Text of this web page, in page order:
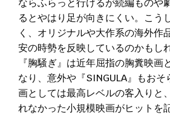
ならふらっと行けるが続編ものや
るとやはり足が向きにくい。こう
く、オリジナルや大作系の海外作
安の時勢を反映しているのかもし
『胸騒ぎ』は近年屈指の胸糞映画
なり、意外や『SINGULA』もお
画としては最高レベルの客入りと
れなかった小規模映画がヒットを